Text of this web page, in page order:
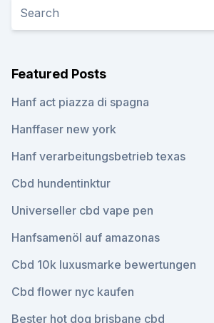
Featured Posts
Hanf act piazza di spagna
Hanffaser new york
Hanf verarbeitungsbetrieb texas
Cbd hundentinktur
Universeller cbd vape pen
Hanfsamenöl auf amazonas
Cbd 10k luxusmarke bewertungen
Cbd flower nyc kaufen
Bester hot dog brisbane cbd